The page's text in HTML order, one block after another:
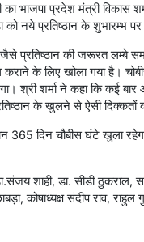
भाजपा प्रदेश मंत्री विकास
को नये प्रतिष्ठान के शुभारम्भ पर
जैसे प्रतिष्ठान की जरूरत लम्बे
कराने के लिए खोला गया है।
श्री शर्मा ने कहा कि कई बार
के खुलने से ऐसी दिक्कतों
365 दिन चौबीस घंटे खुला
शाही, डा. सीडी ठुकराल,
कोषाध्यक्ष संदीप राव, राहुल